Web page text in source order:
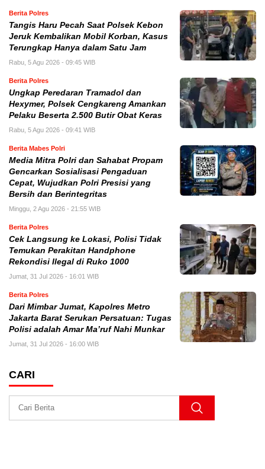
Berita Polres
Tangis Haru Pecah Saat Polsek Kebon
Jeruk Kembalikan Mobil Korban, Kasus
Terungkap Hanya dalam Satu Jam
Rabu, 5 Agu 2026 - 09:45 WIB
Berita Polres
Ungkap Peredaran Tramadol dan
Hexymer, Polsek Cengkareng Amankan
Pelaku Beserta 2.500 Butir Obat Keras
Rabu, 5 Agu 2026 - 09:41 WIB
Berita Mabes Polri
Media Mitra Polri dan Sahabat Propam
Gencarkan Sosialisasi Pengaduan
Cepat, Wujudkan Polri Presisi yang
Bersih dan Berintegritas
Minggu, 2 Agu 2026 - 21:55 WIB
Berita Polres
Cek Langsung ke Lokasi, Polisi Tidak
Temukan Perakitan Handphone
Rekondisi Ilegal di Ruko 1000
Jumat, 31 Jul 2026 - 16:01 WIB
Berita Polres
Dari Mimbar Jumat, Kapolres Metro
Jakarta Barat Serukan Persatuan: Tugas
Polisi adalah Amar Ma’ruf Nahi Munkar
Jumat, 31 Jul 2026 - 16:00 WIB
CARI